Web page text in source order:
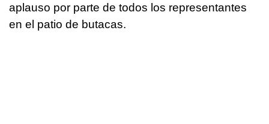
aplauso por parte de todos los representantes
en el patio de butacas.